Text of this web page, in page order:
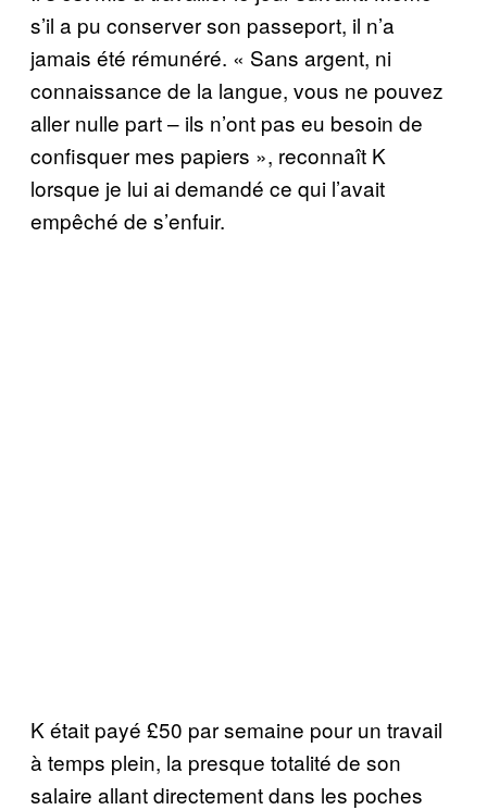
s’il a pu conserver son passeport, il n’a
jamais été rémunéré. « Sans argent, ni
connaissance de la langue, vous ne pouvez
aller nulle part – ils n’ont pas eu besoin de
confisquer mes papiers », reconnaît K
lorsque je lui ai demandé ce qui l’avait
empêché de s’enfuir.
K était payé £50 par semaine pour un travail
à temps plein, la presque totalité de son
salaire allant directement dans les poches